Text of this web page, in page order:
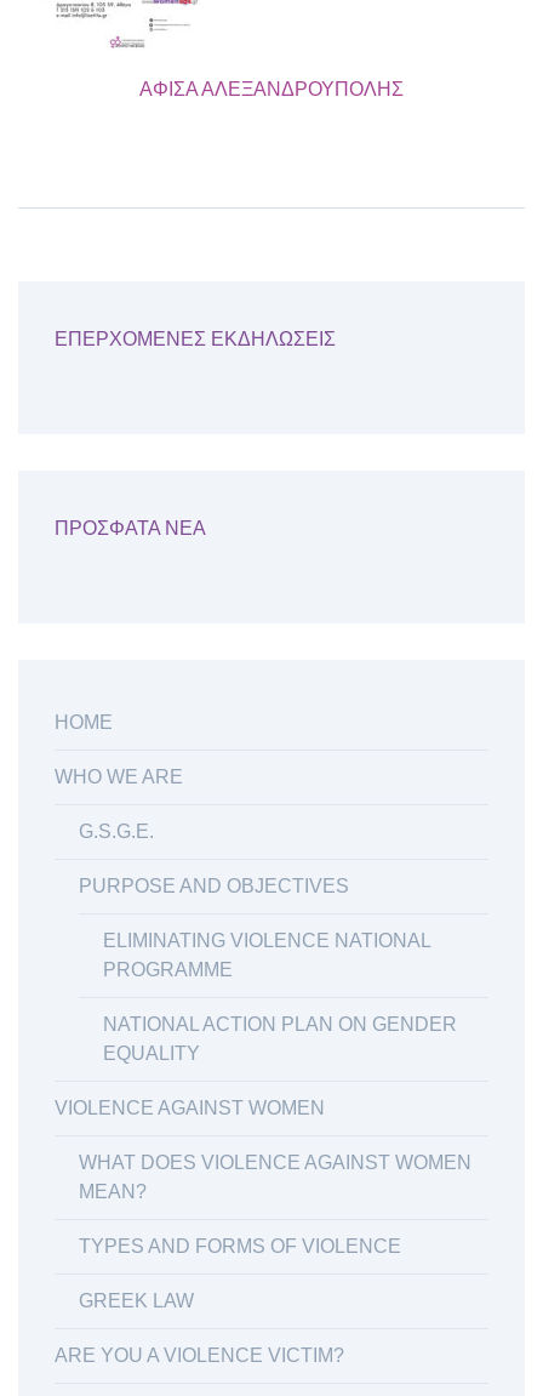
ΑΦΙΣΑ ΑΛΕΞΑΝΔΡΟΥΠΟΛΗΣ
ΕΠΕΡΧΟΜΕΝΕΣ ΕΚΔΗΛΩΣΕΙΣ
ΠΡΟΣΦΑΤΑ ΝΕΑ
ΗΟΜΕ
WHO WE ARE
G.S.G.E.
PURPOSE AND OBJECTIVES
ELIMINATING VIOLENCE NATIONAL
PROGRAMME
NATIONAL ACTION PLAN ON GENDER
EQUALITY
VIOLENCE AGAINST WOMEN
WHAT DOES VIOLENCE AGAINST WOMEN
MEAN?
TYPES AND FORMS OF VIOLENCE
GREEK LAW
ARE YOU A VIOLENCE VICTIM?